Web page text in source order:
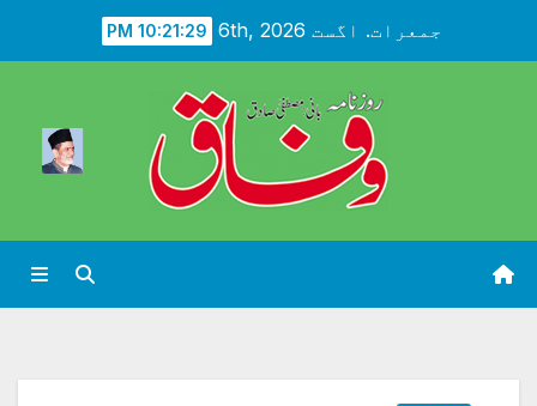
جمعرات. اگست 6th, 2026 10:21:30 PM